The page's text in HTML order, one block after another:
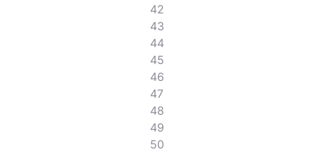
42
43
44
45
46
47
48
49
50